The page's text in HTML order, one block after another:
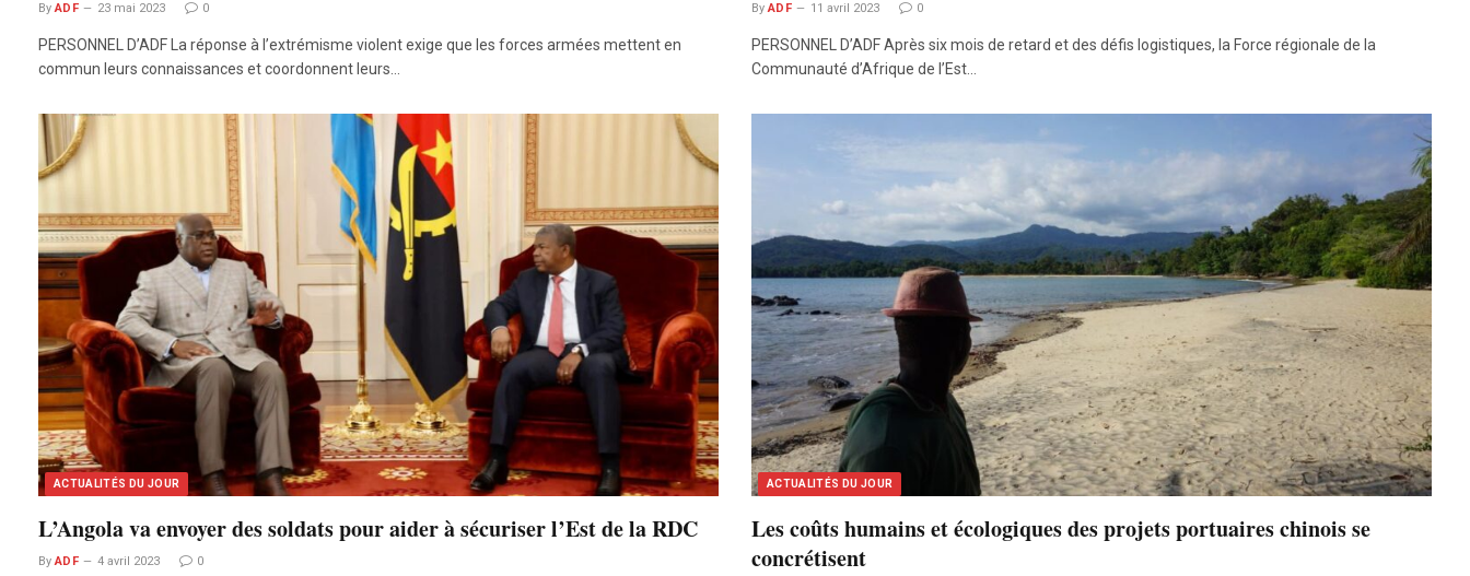
By ADF 23 mai 2023 0
PERSONNEL D’ADF La réponse à l’extrémisme violent exige que les forces armées mettent en
commun leurs connaissances et coordonnent leurs…
By ADF 11 avril 2023 0
PERSONNEL D’ADF Après six mois de retard et des défis logistiques, la Force régionale de la
Communauté d’Afrique de l’Est…
ACTUALITÉS DU JOUR
L’Angola va envoyer des soldats pour aider à sécuriser l’Est de la RDC
By ADF 4 avril 2023 0
ACTUALITÉS DU JOUR
Les coûts humains et écologiques des projets portuaires chinois se
concrétisent